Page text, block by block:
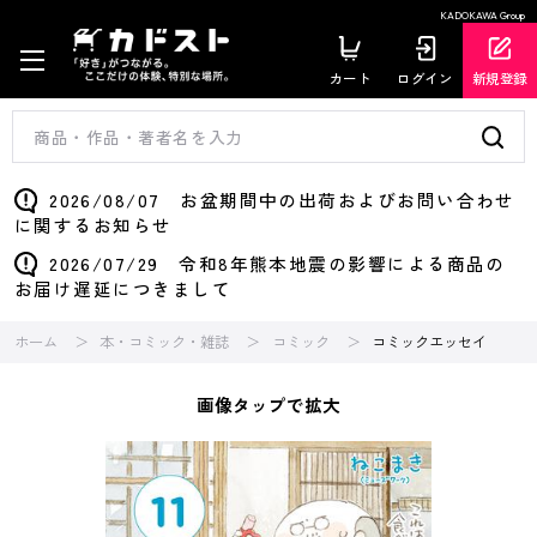
KADOKAWA Group
カート ログイン 新規登録
2026/08/07 お盆期間中の出荷およびお問い合わせ
に関するお知らせ
2026/07/29 令和8年熊本地震の影響による商品の
お届け遅延につきまして
ホーム 本・コミック・雑誌 コミック コミックエッセイ
画像タップで拡大